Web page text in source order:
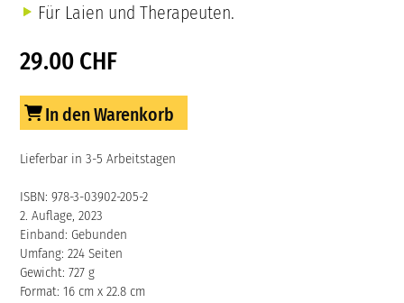
Für Laien und Therapeuten.
29.00 CHF
In den Warenkorb
Lieferbar in 3-5 Arbeitstagen
ISBN: 978-3-03902-205-2
2. Auflage, 2023
Einband: Gebunden
Umfang: 224 Seiten
Gewicht: 727 g
Format: 16 cm x 22.8 cm